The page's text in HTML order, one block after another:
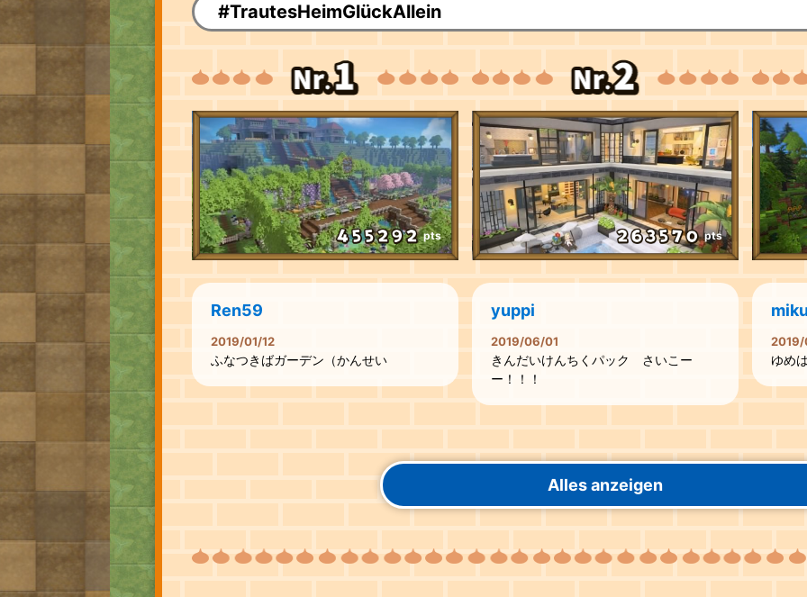
#TrautesHeimGlückAllein
pts
Ren59
2019/01/12
ふなつきばガーデン（かんせい
pts
yuppi
2019/06/01
きんだいけんちくパック さいこー
ー！！！
ゆめ
Alles anzeigen